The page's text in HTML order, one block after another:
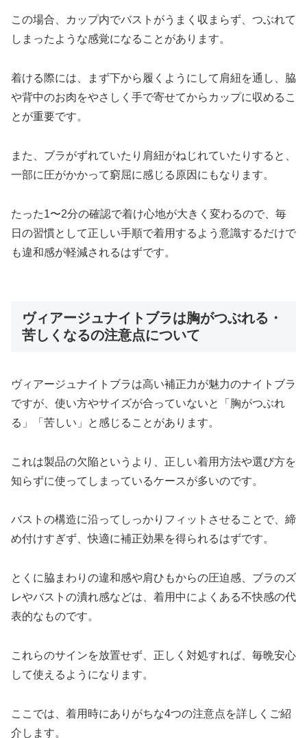
この場合、カップ内でバストがうまく収まらず、つぶれて
しまったような感覚になることがあります。
着ける際には、まず下から履くようにして肩紐を通し、脇
や背中のお肉をやさしく手で寄せてからカップに収めるこ
とが重要です。
また、ブラがずれていたり肩紐がねじれていたりすると、
一部に圧がかかって窮屈に感じる原因にもなります。
たった1〜2分の確認で着け心地が大きく変わるので、毎
日の習慣として正しい手順で着用するよう意識するだけで
も違和感が軽減されるはずです。
ヴィアージュナイトブラは胸がつぶれる・
苦しくなるの注意点について
ヴィアージュナイトブラは高い補正力が魅力のナイトブラ
ですが、使い方やサイズが合っていないと「胸がつぶれ
る」「苦しい」と感じることがあります。
これは製品の欠陥というより、正しい着用方法や選び方を
知らずに使ってしまっているケースが多いのです。
バストの構造に沿ってしっかりフィットさせることで、締
め付けすぎず、快適に補正効果を得られるはずです。
とくに脇まわりの違和感や肩ひもからの圧迫感、ブラのズ
レやバストの潰れ感などは、着用中によくある不快感の代
表的なものです。
これらのサインを放置せず、正しく対処すれば、毎晩安心
して使えるようになります。
ここでは、着用時にありがちな4つの注意点を詳しくご紹
介します。